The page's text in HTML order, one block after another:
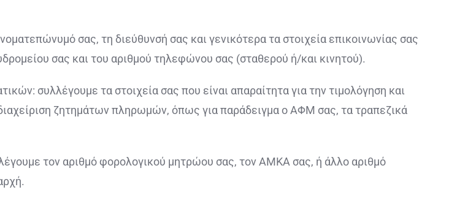
σας, τη διεύθυνσή σας και γενικότερα τα στοιχεία επικοινωνίας σας
σας και του αριθμού τηλεφώνου σας (σταθερού ή/και κινητού).
συλλέγουμε τα στοιχεία σας που είναι απαραίτητα για την τιμολόγηση και
ζητημάτων πληρωμών, όπως για παράδειγμα ο ΑΦΜ σας, τα τραπεζικά
τον αριθμό φορολογικού μητρώου σας, τον ΑΜΚΑ σας, ή άλλο αριθμό